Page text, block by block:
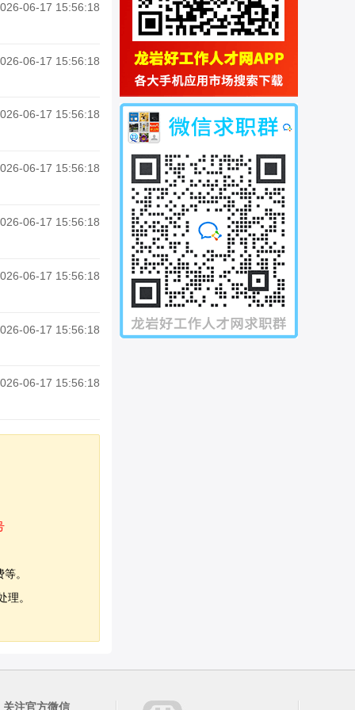
06-17 15:56:18
06-17 15:56:18
06-17 15:56:18
06-17 15:56:18
06-17 15:56:18
06-17 15:56:18
06-17 15:56:18
06-17 15:56:18
。
。
关注官方微信